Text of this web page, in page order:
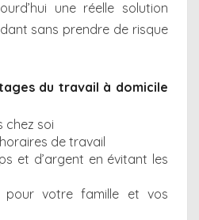
une réelle solution
sans prendre de risque
du travail à domicile
chez soi
de travail
et d’argent en évitant les
pour votre famille et vos